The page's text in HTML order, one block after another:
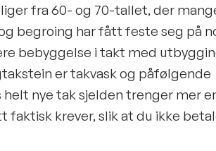
fra 60- og 70-tallet, der
begroing har fått feste seg på
bebyggelse i takt med
er takvask og påfølgende
nye tak sjelden trenger mer
faktisk krever, slik at du ikke